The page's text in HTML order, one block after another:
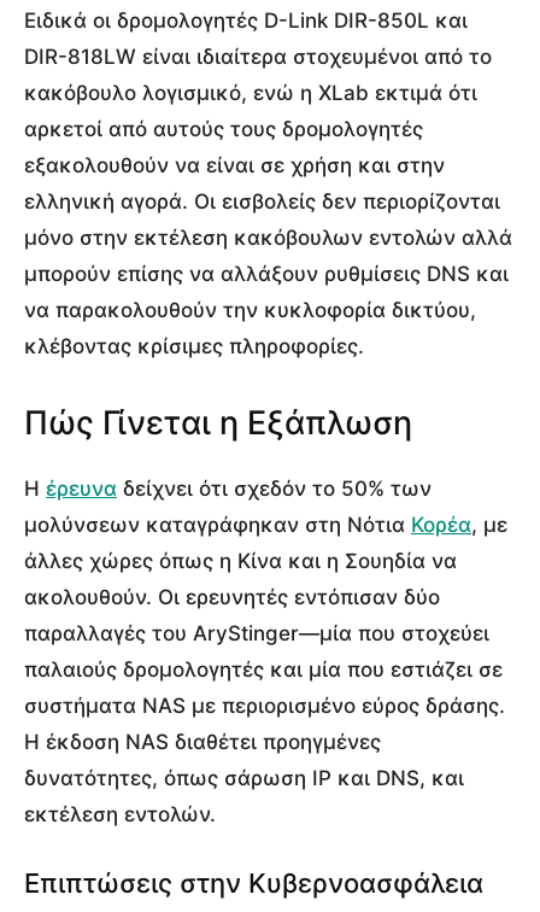
Ειδικά οι δρομολογητές D-Link DIR-850L και
DIR-818LW είναι ιδιαίτερα στοχευμένοι από το
κακόβουλο λογισμικό, ενώ η XLab εκτιμά ότι
αρκετοί από αυτούς τους δρομολογητές
εξακολουθούν να είναι σε χρήση και στην
ελληνική αγορά. Οι εισβολείς δεν περιορίζονται
μόνο στην εκτέλεση κακόβουλων εντολών αλλά
μπορούν επίσης να αλλάξουν ρυθμίσεις DNS και
να παρακολουθούν την κυκλοφορία δικτύου,
κλέβοντας κρίσιμες πληροφορίες.
Πώς Γίνεται η Εξάπλωση
Η έρευνα δείχνει ότι σχεδόν το 50% των
μολύνσεων καταγράφηκαν στη Νότια Κορέα, με
άλλες χώρες όπως η Κίνα και η Σουηδία να
ακολουθούν. Οι ερευνητές εντόπισαν δύο
παραλλαγές του AryStinger—μία που στοχεύει
παλαιούς δρομολογητές και μία που εστιάζει σε
συστήματα NAS με περιορισμένο εύρος δράσης.
Η έκδοση NAS διαθέτει προηγμένες
δυνατότητες, όπως σάρωση IP και DNS, και
εκτέλεση εντολών.
Επιπτώσεις στην Κυβερνοασφάλεια